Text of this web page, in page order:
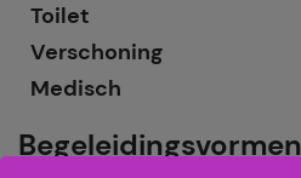
Toilet
Verschoning
Medisch
Begeleidingsvormen